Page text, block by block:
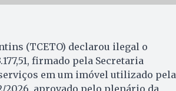
(TCETO) declarou ilegal o
firmado pela Secretaria
em um imóvel utilizado pela
2026, aprovado pelo plenário da